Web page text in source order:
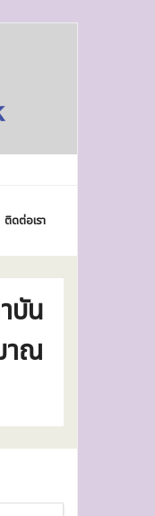
ติดต่อเรา
บัน
าณ